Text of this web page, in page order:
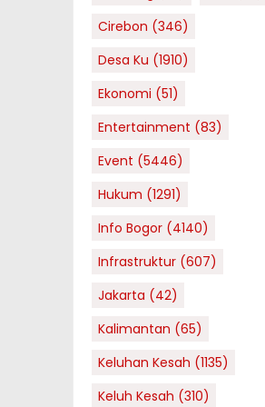
Cirebon (346)
Desa Ku (1910)
Ekonomi (51)
Entertainment (83)
Event (5446)
Hukum (1291)
Info Bogor(4140)
Infrastruktur(607)
Jakarta (42)
Kalimantan (65)
Keluhan Kesah (1135)
Keluh Kesah (310)